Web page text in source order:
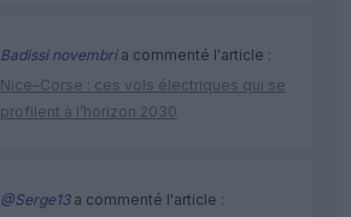
Badissi novembria commenté l'article :
Nice–Corse : ces vols électriques qui se
profilent à l’horizon 2030
@Serge13a commenté l'article :